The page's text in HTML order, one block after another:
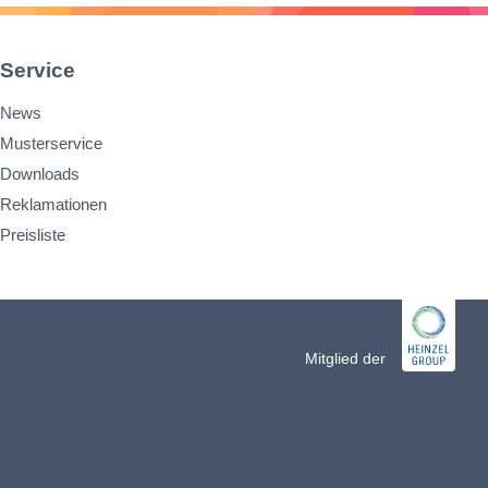
Service
News
Musterservice
Downloads
Reklamationen
Preisliste
Mitglied der